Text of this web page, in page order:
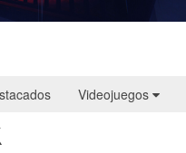
Videojuegos